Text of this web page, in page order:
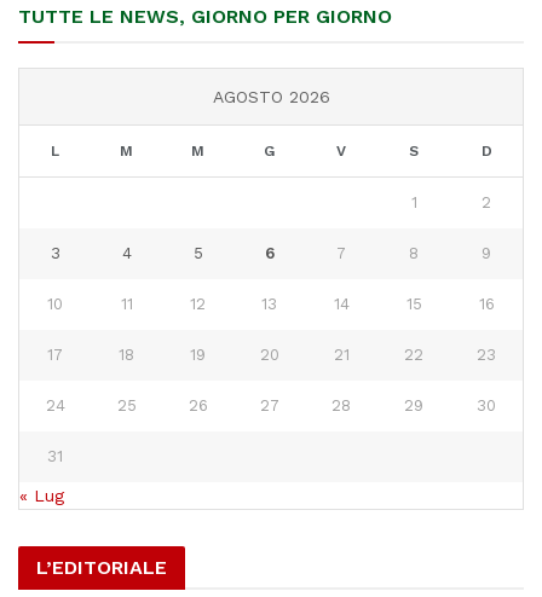
TUTTE LE NEWS, GIORNO PER GIORNO
AGOSTO 2026
L M M G V S D
1 2
3 4 5 6 7 8 9
10 11 12 13 14 15 16
17 18 19 20 21 22 23
24 25 26 27 28 29 30
31
« Lug
L’EDITORIALE